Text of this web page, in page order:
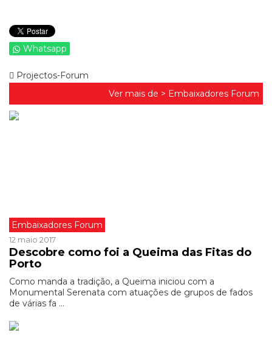
Whatsapp
Projectos-Forum
Ver mais de > Embaixadores Forum
Embaixadores Forum
12 maio 2017
Descobre como foi a Queima das Fitas do
Porto
Como manda a tradição, a Queima iniciou com a
Monumental Serenata com atuações de grupos de fados
de várias fa ...